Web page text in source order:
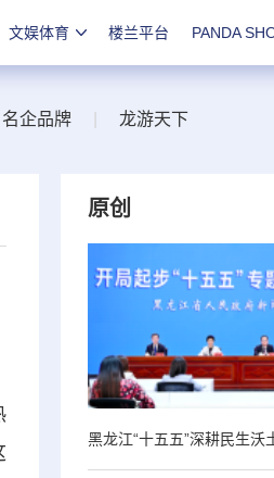
文娱体育 楼兰平台 PANDA
名企品牌 龙游天下
原创
黑龙江“十五五”深耕民生沃